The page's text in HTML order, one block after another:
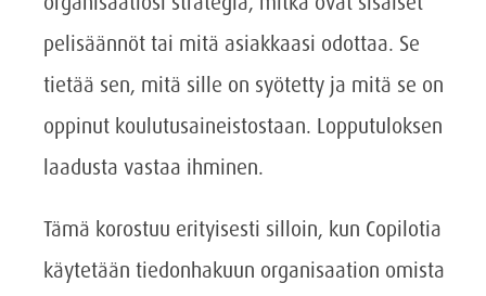
pelisäännöt tai mitä asiakkaasi odottaa. Se
tietää sen, mitä sille on syötetty ja mitä se on
oppinut koulutusaineistostaan. Lopputuloksen
laadusta vastaa ihminen.
Tämä korostuu erityisesti silloin, kun Copilotia
käytetään tiedonhakuun organisaation omista